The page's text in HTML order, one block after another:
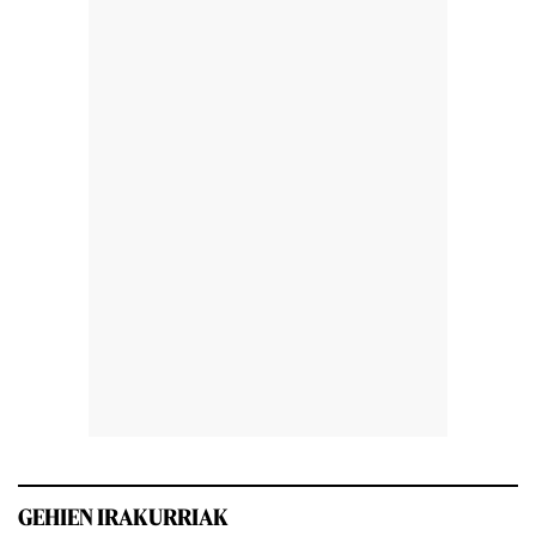
GEHIEN IRAKURRIAK